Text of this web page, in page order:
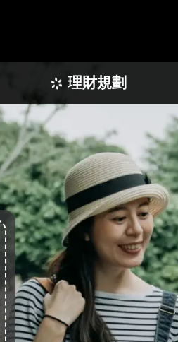
理財規劃